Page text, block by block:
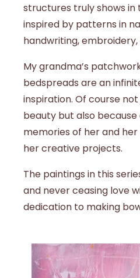
structures truly shows in
inspired by patterns in
handwriting,
My grandma’s
bedspreads are an
inspiration. Of course
beauty but also
memories of her and
her creative projects.
The paintings in this
and never ceasing love
dedication to making